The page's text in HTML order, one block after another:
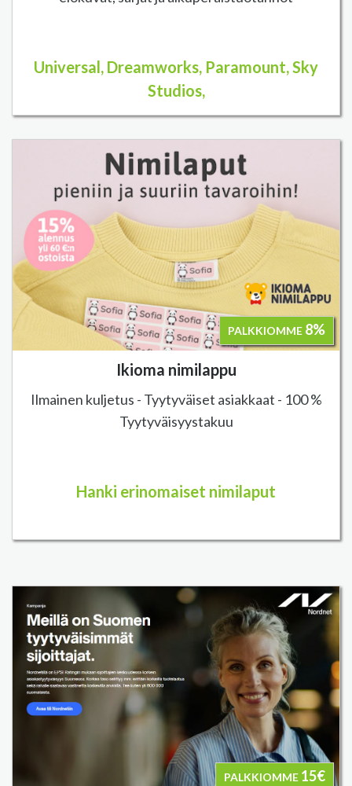
Universal, Dreamworks, Paramount, Sky
Studios,
PALKKIOMME 8%
Ikioma nimilappu
Ilmainen kuljetus - Tyytyväiset asiakkaat - 100 %
Tyytyväisyystakuu
Hanki erinomaiset nimilaput
PALKKIOMME 15€